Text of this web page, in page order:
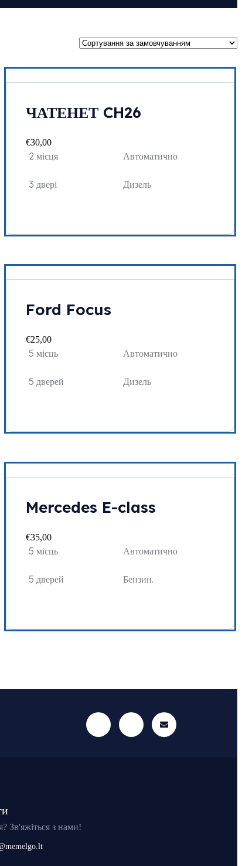
ЧАТЕНЕТ CH26
€30,00
2 місця Автоматично
3 двері Дизель
Ford Focus
€25,00
5 місць Автоматично
5 дверей Дизель
Mercedes E-class
€35,00
5 місць Автоматично
5 дверей Бензин.
Зв'яжіться з нами!